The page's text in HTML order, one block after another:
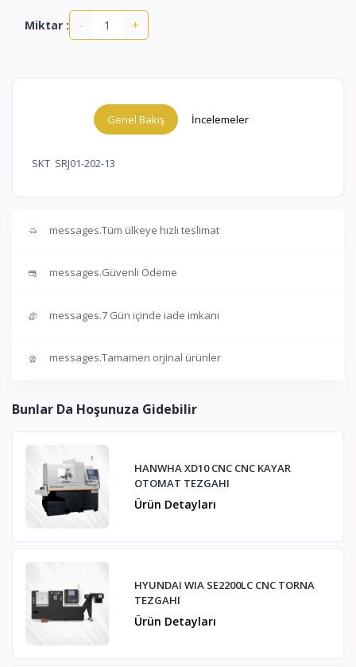
Miktar : - +
Genel Bakış İncelemeler
SKT SRJ01-202-13
messages.Tüm ülkeye hızlı teslimat
messages.Güvenli Ödeme
messages.7 Gün içinde iade imkanı
messages.Tamamen orjinal ürünler
Bunlar Da Hoşunuza Gidebilir
HANWHA XD10 CNC CNC KAYAR
OTOMAT TEZGAHI
Ürün Detayları
HYUNDAI WIA SE2200LC CNC TORNA
TEZGAHI
Ürün Detayları